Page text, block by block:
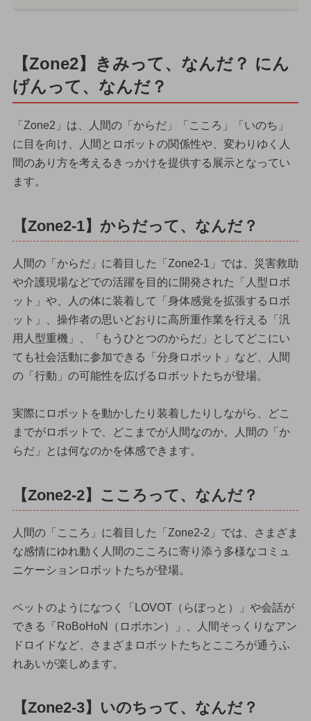
【Zone2】きみって、なんだ？ にん
げんって、なんだ？
「Zone2」は、人間の「からだ」「こころ」「いのち」
に目を向け、人間とロボットの関係性や、変わりゆく人
間のあり方を考えるきっかけを提供する展示となってい
ます。
【Zone2-1】からだって、なんだ？
人間の「からだ」に着目した「Zone2-1」では、災害救助
や介護現場などでの活躍を目的に開発された「人型ロボ
ット」や、人の体に装着して「身体感覚を拡張するロボ
ット」、操作者の思いどおりに高所重作業を行える「汎
用人型重機」、「もうひとつのからだ」としてどこにい
ても社会活動に参加できる「分身ロボット」など、人間
の「行動」の可能性を広げるロボットたちが登場。
実際にロボットを動かしたり装着したりしながら、どこ
までがロボットで、どこまでが人間なのか。人間の「か
らだ」とは何なのかを体感できます。
【Zone2-2】こころって、なんだ？
人間の「こころ」に着目した「Zone2-2」では、さまざま
な感情にゆれ動く人間のこころに寄り添う多様なコミュ
ニケーションロボットたちが登場。
ペットのようになつく「LOVOT（らぼっと）」や会話が
できる「RoBoHoN（ロボホン）」、人間そっくりなアン
ドロイドなど、さまざまロボットたちとこころが通うふ
れあいが楽しめます。
【Zone2-3】いのちって、なんだ？